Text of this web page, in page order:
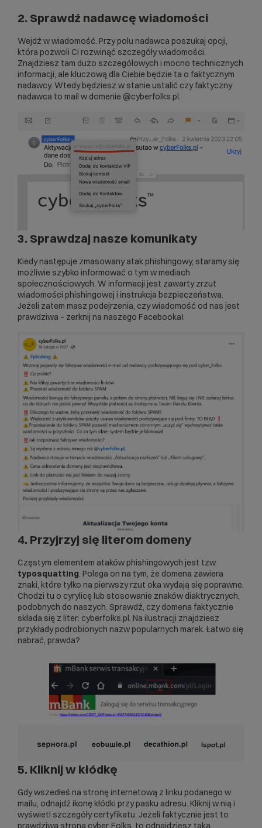
2. Sprawdź nadawcę wiadomości
Wejdź w wiadomość. Przy polu nadawca poszukaj opcji,
która pozwoli Ci rozwinąć szczegóły wiadomości.
Znajdziesz tam dużo szczegółowych i mocno technicznych
informacji, ale kluczową dla Ciebie będzie ta o faktycznym
nadawcy. Wtedy będziesz w stanie ustalić czy faktyczny
nadawca to mail w domenie @cyberfolks.pl.
3. Sprawdzaj nasze komunikaty
Kiedy następuje zmasowany atak phishingowy, staramy się
możliwie szybko informować o tym w mediach
społecznościowych. W informacji jest zawarty zrzut
wiadomości phishingowej i instrukcja bezpieczeństwa.
Jeżeli zatem masz podejrzenia, czy wiadomość od nas jest
prawdziwa – zerknij na naszego Facebooka!
4. Przyjrzyj się literom domeny
Częstym elementem ataków phishingowych jest tzw.
typosquatting. Polega on na tym, że domena zawiera
znaki, które tylko na pierwszy rzut oka wydają się poprawne.
Chodzi tu o cyrylicę lub stosowanie znaków diaktrycznych,
podobnych do naszych. Sprawdź, czy domena faktycznie
składa się z liter: cyberfolks.pl. Na ilustracji znajdziesz
przykłady podrobionych nazw popularnych marek. Łatwo się
nabrać, prawda?
5. Kliknij w kłódkę
Gdy wszedłeś na stronę internetową z linku podanego w
mailu, odnajdź ikonę kłódki przy pasku adresu. Kliknij w nią i
wyświetl szczegóły certyfikatu. Jeżeli faktycznie jest to
prawdziwa strona cyber_Folks, to odnajdziesz taką